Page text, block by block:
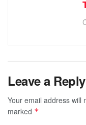
Leave a Reply
Your email address will
marked *